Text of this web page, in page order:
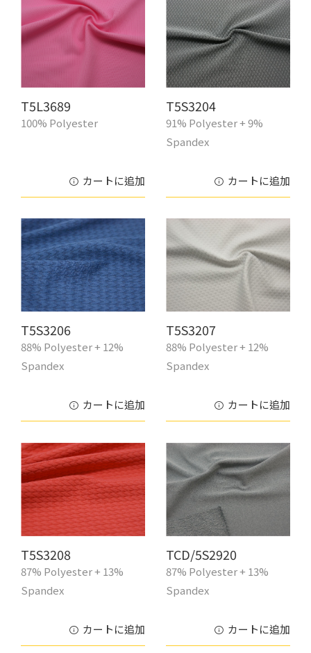
T5L3689
100% Polyester
カートに追加
T5S3204
91% Polyester + 9%
Spandex
カートに追加
T5S3206
88% Polyester + 12%
Spandex
カートに追加
T5S3207
88% Polyester + 12%
Spandex
カートに追加
T5S3208
87% Polyester + 13%
Spandex
カートに追加
TCD/5S2920
87% Polyester + 13%
Spandex
カートに追加